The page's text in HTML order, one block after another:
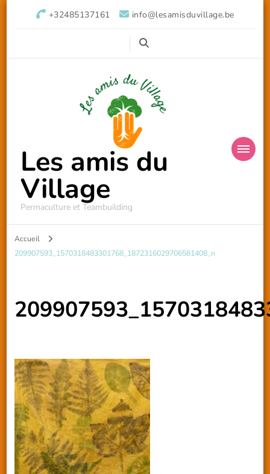
+32485137161 info@lesamisduvillage.be
Les amis du
Village
Permaculture et Teambuilding
Accueil
209907593_1570318483301768_1872316029706581408_n